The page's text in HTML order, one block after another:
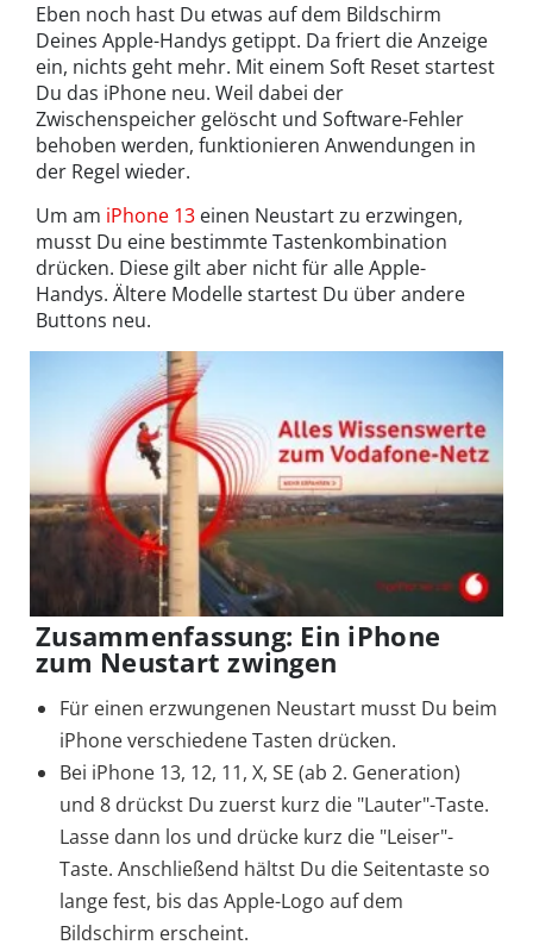
Eben noch hast Du etwas auf dem Bildschirm
Deines Apple-Handys getippt. Da friert die Anzeige
ein, nichts geht mehr. Mit einem Soft Reset startest
Du das iPhone neu. Weil dabei der
Zwischenspeicher gelöscht und Software-Fehler
behoben werden, funktionieren Anwendungen in
der Regel wieder.
Um am iPhone 13 einen Neustart zu erzwingen,
musst Du eine bestimmte Tastenkombination
drücken. Diese gilt aber nicht für alle Apple-
Handys. Ältere Modelle startest Du über andere
Buttons neu.
Zusammenfassung: Ein iPhone
zum Neustart zwingen
Für einen erzwungenen Neustart musst Du beim
iPhone verschiedene Tasten drücken.
Bei iPhone 13, 12, 11, X, SE (ab 2. Generation)
und 8 drückst Du zuerst kurz die "Lauter"-Taste.
Lasse dann los und drücke kurz die "Leiser"-
Taste. Anschließend hältst Du die Seitentaste so
lange fest, bis das Apple-Logo auf dem
Bildschirm erscheint.